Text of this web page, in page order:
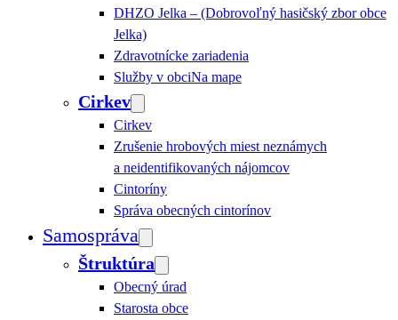
DHZO Jelka – (Dobrovoľný hasičský zbor obce
Jelka)
Zdravotnícke zariadenia
Služby v obciNa mape
Cirkev
Cirkev
Zrušenie hrobových miest neznámych
a neidentifikovaných nájomcov
Cintoríny
Správa obecných cintorínov
Samospráva
Štruktúra
Obecný úrad
Starosta obce